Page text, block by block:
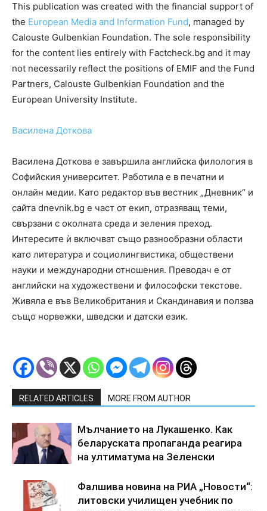
This publication was created with the financial support of
the European Media and Information Fund, managed by
Calouste Gulbenkian Foundation. The sole responsibility
for the content lies entirely with Factcheck.bg and it may
not necessarily reflect the positions of EMIF and the Fund
Partners, Calouste Gulbenkian Foundation and the
European University Institute.
Василена Доткова
Василена Доткова е завършила английска филология в
Софийския университет. Работила е в печатни и
онлайн медии. Като редактор във вестник „Дневник“ и
сайта dnevnik.bg е част от екип, отразяващ теми,
свързани с околната среда и зеления преход.
Интересите ѝ включват също разнообразни области
като литература и социолингвистика, обществени
науки и международни отношения. Преводач е от
английски на художествени и философски текстове.
Живяла е във Великобритания и Скандинавия и ползва
също норвежки, шведски и датски език.
RELATED ARTICLES MORE FROM AUTHOR
Мълчанието на Лукашенко. Как
беларуската пропаганда реагира
на ултиматума на Зеленски
Фалшива новина на РИА „Новости“:
литовски училищен учебник по